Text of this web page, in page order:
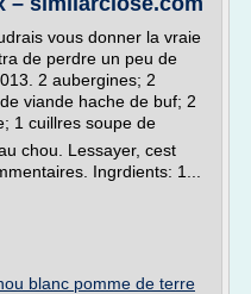
vous donner la vraie
de perdre un peu de
2 aubergines; 2
viande hache de buf; 2
1 cuillres soupe de
chou. Lessayer, cest
Ingrdients: 1...
blanc pomme de terre